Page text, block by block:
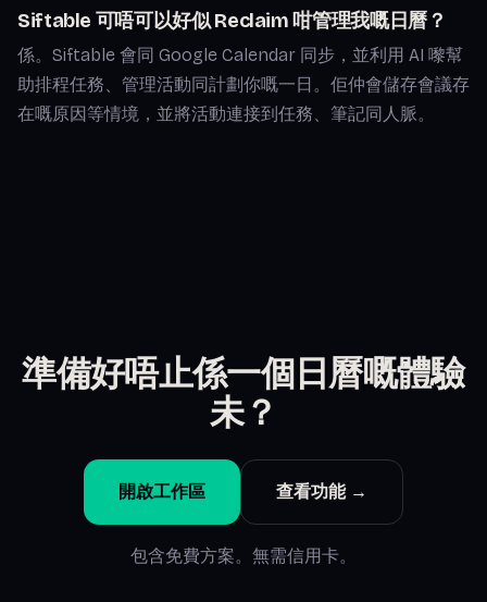
Siftable 可唔可以好似 Reclaim 咁管理我嘅日曆？
係。Siftable 會同 Google Calendar 同步，並利用 AI 嚟幫
助排程任務、管理活動同計劃你嘅一日。佢仲會儲存會議存
在嘅原因等情境，並將活動連接到任務、筆記同人脈。
準備好唔止係一個日曆嘅體驗
未？
開啟工作區 查看功能 →
包含免費方案。無需信用卡。